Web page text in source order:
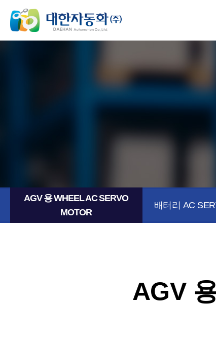
AGV 용 WHEEL AC SERVO
MOTOR
배터리 AC
AGV